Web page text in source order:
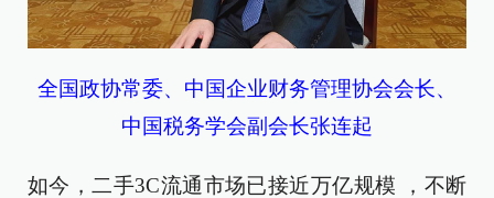
全国政协常委、中国企业财务管理协会会长、
中国税务学会副会长张连起
如今，二手3C流通市场已接近万亿规模 ，不断